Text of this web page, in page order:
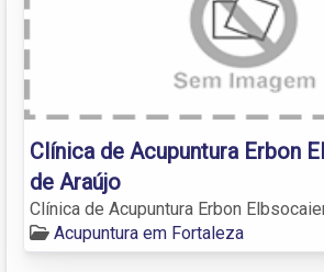
Clínica de Acupuntura Erbon
de Araújo
Clínica de Acupuntura Erbon
Acupuntura em Fortaleza